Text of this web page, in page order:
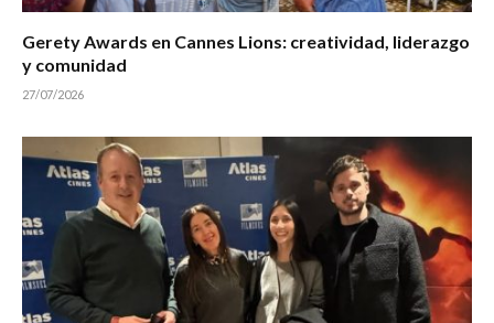
Gerety Awards en Cannes Lions: creatividad, liderazgo
y comunidad
27/07/2026